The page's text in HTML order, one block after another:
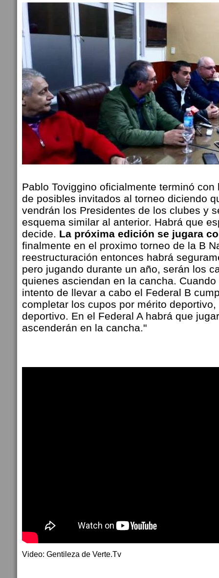
Pablo Toviggino oficialmente terminó con
de posibles invitados al torneo diciendo
vendrán los Presidentes de los clubes y
esquema similar al anterior. Habrá que
decide. La próxima edición se jugara
finalmente en el proximo torneo de la B
reestructuración entonces habrá
pero jugando durante un año, serán los
quienes asciendan en la cancha.
intento de llevar a cabo el Federal B
completar los cupos por mérito
deportivo. En el Federal A habrá que
ascenderán en la cancha."
Video: Gentileza de Verte.Tv